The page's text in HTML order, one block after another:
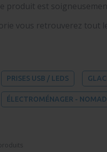
produit est
vous retrouverez
PRISES USB / LEDS
ÉLECTROMÉNAGER -